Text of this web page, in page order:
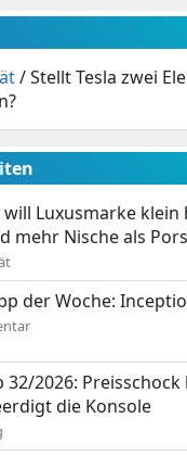
/Stellt Tesla zwei
will Luxusmarke klein
mehr Nische als
der Woche:
32/2026:
die Konsole